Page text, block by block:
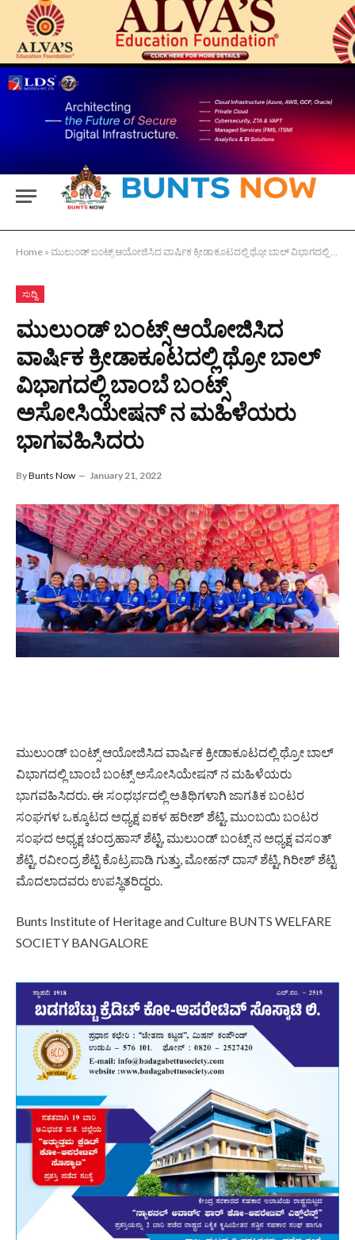
Home » ಮುಲುಂಡ್ ಬಂಟ್ಸ್ ಆಯೋಜಿಸಿದ ವಾರ್ಷಿಕ ಕ್ರೀಡಾಕೂಟದಲ್ಲಿ ಥ್ರೋ ಬಾಲ್ ವಿಭಾಗದಲ್ಲಿ ಬಾಂಬೆ ಬಂಟ್ಸ್ ಅಸೋಸಿಯೇಷನ್ ನ ಮಹಿಳೆಯರು ಭಾಗವಹಿಸಿದರು
ಸುದ್ದಿ
ಮುಲುಂಡ್ ಬಂಟ್ಸ್ ಆಯೋಜಿಸಿದ
ವಾರ್ಷಿಕ ಕ್ರೀಡಾಕೂಟದಲ್ಲಿ ಥ್ರೋ ಬಾಲ್
ವಿಭಾಗದಲ್ಲಿ ಬಾಂಬೆ ಬಂಟ್ಸ್
ಅಸೋಸಿಯೇಷನ್ ನ ಮಹಿಳೆಯರು
ಭಾಗವಹಿಸಿದರು
ByBunts Now January 21, 2022
ಮುಲುಂಡ್ ಬಂಟ್ಸ್ ಆಯೋಜಿಸಿದ ವಾರ್ಷಿಕ ಕ್ರೀಡಾಕೂಟದಲ್ಲಿ ಥ್ರೋ ಬಾಲ್
ವಿಭಾಗದಲ್ಲಿ ಬಾಂಬೆ ಬಂಟ್ಸ್ ಅಸೋಸಿಯೇಷನ್ ನ ಮಹಿಳೆಯರು
ಭಾಗವಹಿಸಿದರು. ಈ ಸಂಧರ್ಭದಲ್ಲಿ ಅತಿಥಿಗಳಾಗಿ ಜಾಗತಿಕ ಬಂಟರ
ಸಂಘಗಳ ಒಕ್ಕೂಟದ ಅಧ್ಯಕ್ಷ ಐಕಳ ಹರೀಶ್ ಶೆಟ್ಟಿ, ಮುಂಬಯಿ ಬಂಟರ
ಸಂಘದ ಅಧ್ಯಕ್ಷ ಚಂದ್ರಹಾಸ್ ಶೆಟ್ಟಿ, ಮುಲುಂಡ್ ಬಂಟ್ಸ್ ನ ಅಧ್ಯಕ್ಷ ವಸಂತ್
ಶೆಟ್ಟಿ, ರವೀಂದ್ರ ಶೆಟ್ಟಿ ಕೊಟ್ರಪಾಡಿ ಗುತ್ತು, ಮೋಹನ್ ದಾಸ್ ಶೆಟ್ಟಿ, ಗಿರೀಶ್ ಶೆಟ್ಟಿ
ಮೊದಲಾದವರು ಉಪಸ್ಥಿತರಿದ್ದರು.
Bunts Institute of Heritage and Culture BUNTS WELFARE
SOCIETY BANGALORE